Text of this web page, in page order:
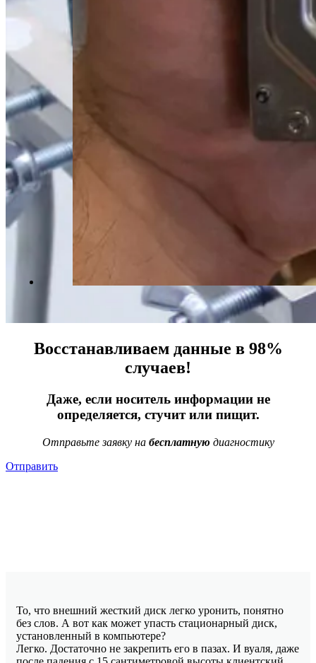
Восстанавливаем данные в 98%
случаев!
Даже, если носитель информации не
определяется, стучит или пищит.
Отправьте заявку на бесплатную диагностику
Отправить
То, что внешний жесткий диск легко уронить, понятно
без слов. А вот как может упасть стационарный диск,
установленный в компьютере?
Легко. Достаточно не закрепить его в пазах. И вуаля, даже